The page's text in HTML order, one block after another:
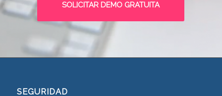
SOLICITAR DEMO GRATUITA
SEGURIDAD